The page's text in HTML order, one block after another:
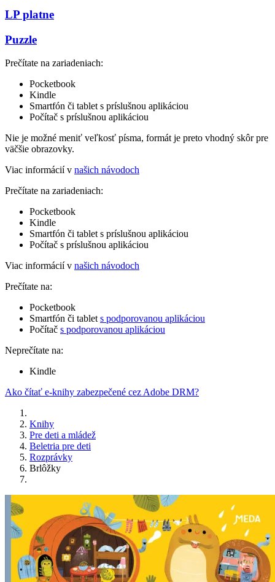
LP platne
Puzzle
Prečítate na zariadeniach:
Pocketbook
Kindle
Smartfón či tablet s príslušnou aplikáciou
Počítač s príslušnou aplikáciou
Nie je možné meniť veľkosť písma, formát je preto vhodný skôr pre
väčšie obrazovky.
Viac informácií v našich návodoch
Prečítate na zariadeniach:
Pocketbook
Kindle
Smartfón či tablet s príslušnou aplikáciou
Počítač s príslušnou aplikáciou
Viac informácií v našich návodoch
Prečítate na:
Pocketbook
Smartfón či tablet s podporovanou aplikáciou
Počítač s podporovanou aplikáciou
Neprečítate na:
Kindle
Ako čítať e-knihy zabezpečené cez Adobe DRM?
Knihy
Pre deti a mládež
Beletria pre deti
Rozprávky
Brlôžky